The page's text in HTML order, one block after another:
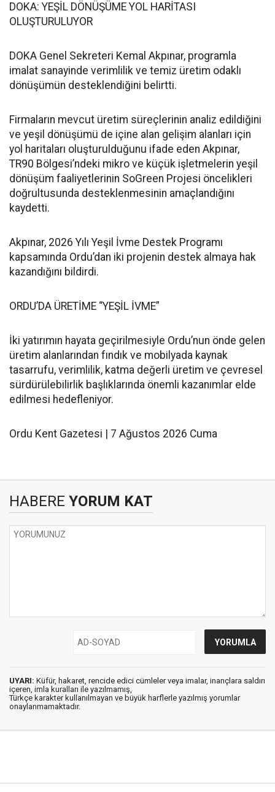
DOKA: YEŞİL DÖNÜŞÜME YOL HARİTASI
OLUŞTURULUYOR
DOKA Genel Sekreteri Kemal Akpınar, programla
imalat sanayinde verimlilik ve temiz üretim odaklı
dönüşümün desteklendiğini belirtti.
Firmaların mevcut üretim süreçlerinin analiz edildiğini
ve yeşil dönüşümü de içine alan gelişim alanları için
yol haritaları oluşturulduğunu ifade eden Akpınar,
TR90 Bölgesi’ndeki mikro ve küçük işletmelerin yeşil
dönüşüm faaliyetlerinin SoGreen Projesi öncelikleri
doğrultusunda desteklenmesinin amaçlandığını
kaydetti.
Akpınar, 2026 Yılı Yeşil İvme Destek Programı
kapsamında Ordu’dan iki projenin destek almaya hak
kazandığını bildirdi.
ORDU’DA ÜRETİME “YEŞİL İVME”
İki yatırımın hayata geçirilmesiyle Ordu’nun önde gelen
üretim alanlarından fındık ve mobilyada kaynak
tasarrufu, verimlilik, katma değerli üretim ve çevresel
sürdürülebilirlik başlıklarında önemli kazanımlar elde
edilmesi hedefleniyor.
Ordu Kent Gazetesi | 7 Ağustos 2026 Cuma
HABERE YORUM KAT
UYARI: Küfür, hakaret, rencide edici cümleler veya imalar, inançlara saldırı
içeren, imla kuralları ile yazılmamış,
Türkçe karakter kullanılmayan ve büyük harflerle yazılmış yorumlar
onaylanmamaktadır.